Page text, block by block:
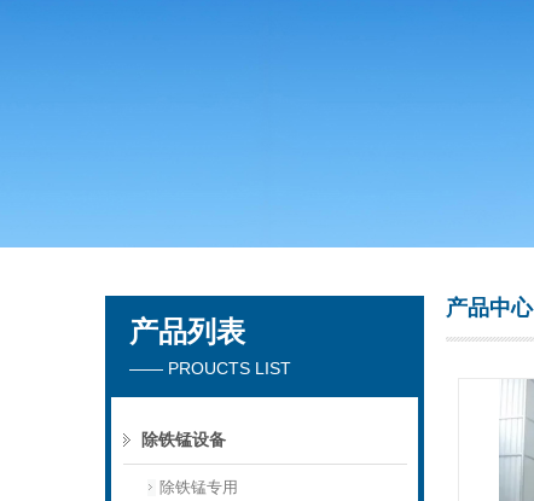
产品中心
产品列表
—— PROUCTS LIST
除铁锰设备
除铁锰专用